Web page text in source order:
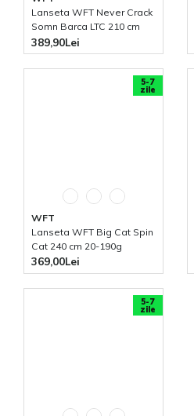
Lanseta WFT Never Crack
Somn Barca LTC 210 cm
250-1000g
389,90Lei
5-7
zile
WFT
Lanseta WFT Big Cat Spin
Cat 240 cm 20-190g
369,00Lei
5-7
zile